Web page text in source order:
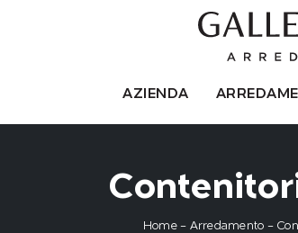
AZIENDA
Home- Arredamento -